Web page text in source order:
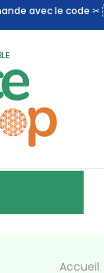
avec le code ✂
Accueil